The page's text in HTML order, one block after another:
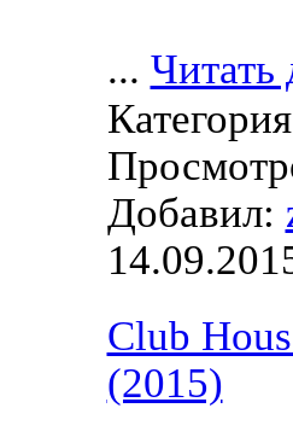
... Читать
Добавил:
Club
(2015)